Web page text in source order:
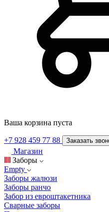
Ваша корзина пуста
+7 928 459 77 88 Заказать
Магазин
Заборы
Empty
Заборы жалюзи
Заборы ранчо
Забор из евроштакетника
Сварные заборы